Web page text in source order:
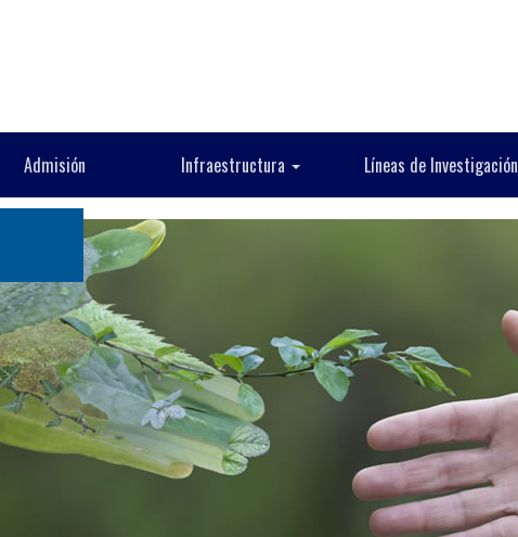
Admisión Infraestructura Líneas de Investigación